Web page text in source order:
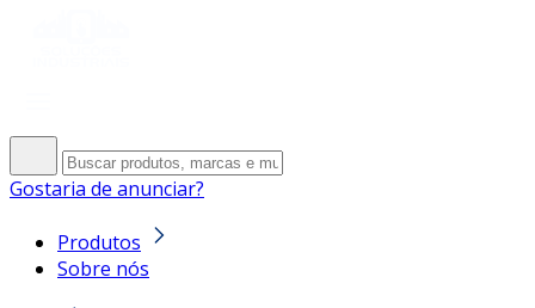
Gostaria de anunciar?
Produtos
Sobre nós